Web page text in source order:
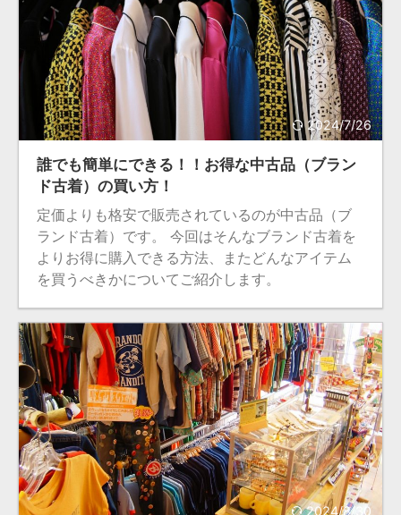
2024/7/26
誰でも簡単にできる！！お得な中古品（ブラン
ド古着）の買い方！
定価よりも格安で販売されているのが中古品（ブ
ランド古着）です。 今回はそんなブランド古着を
よりお得に購入できる方法、またどんなアイテム
を買うべきかについてご紹介します。
2024/8/30